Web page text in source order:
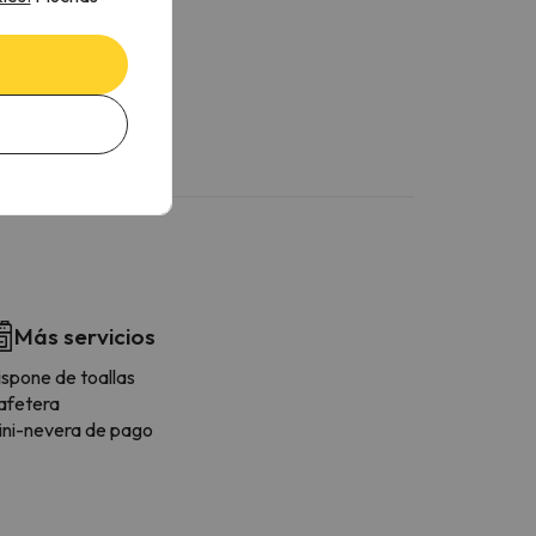
Más servicios
de toallas
nevera de pago